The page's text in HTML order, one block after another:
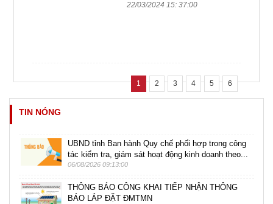
22/03/2024 15: 37:00
1 2 3 4 5 6
TIN NÓNG
UBND tỉnh Ban hành Quy chế phối hợp trong công
tác kiểm tra, giám sát hoạt động kinh doanh theo...
06/08/2026 09:13:00
THÔNG BÁO CÔNG KHAI TIẾP NHẬN THÔNG
BÁO LẮP ĐẶT ĐMTMN